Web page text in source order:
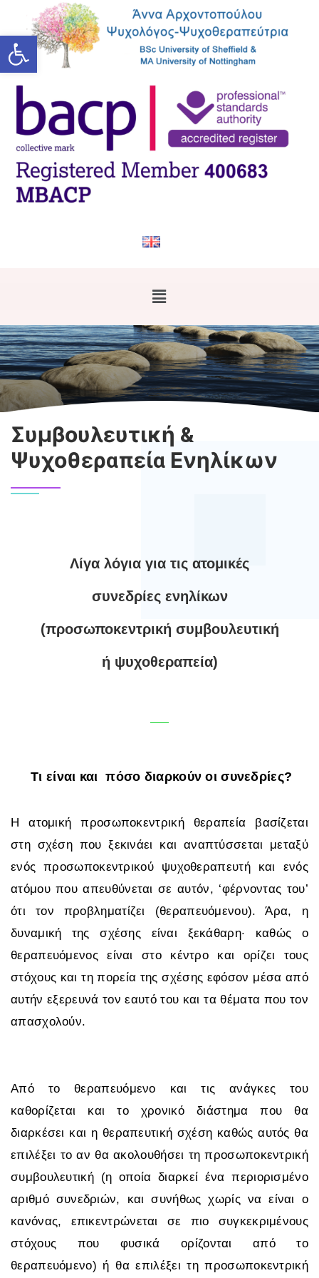
Ανοίξτε τη γραμμή εργαλείων
Συμβουλευτική &
Ψυχοθεραπεία Ενηλίκων
Λίγα λόγια για τις ατομικές
συνεδρίες ενηλίκων
(προσωποκεντρική συμβουλευτική
ή ψυχοθεραπεία)
Τι είναι και πόσο διαρκούν οι συνεδρίες?
Η ατομική προσωποκεντρική θεραπεία βασίζεται
στη σχέση που ξεκινάει και αναπτύσσεται μεταξύ
ενός προσωποκεντρικού ψυχοθεραπευτή και ενός
ατόμου που απευθύνεται σε αυτόν, ‘φέρνοντας του’
ότι τον προβληματίζει (θεραπευόμενου). Άρα, η
δυναμική της σχέσης είναι ξεκάθαρη· καθώς ο
θεραπευόμενος είναι στο κέντρο και ορίζει τους
στόχους και τη πορεία της σχέσης εφόσον μέσα από
αυτήν εξερευνά τον εαυτό του και τα θέματα που τον
απασχολούν.
Από το θεραπευόμενο και τις ανάγκες του
καθορίζεται και το χρονικό διάστημα που θα
διαρκέσει και η θεραπευτική σχέση καθώς αυτός θα
επιλέξει το αν θα ακολουθήσει τη προσωποκεντρική
συμβουλευτική (η οποία διαρκεί ένα περιορισμένο
αριθμό συνεδριών, και συνήθως χωρίς να είναι ο
κανόνας, επικεντρώνεται σε πιο συγκεκριμένους
στόχους που φυσικά ορίζονται από το
θεραπευόμενο) ή θα επιλέξει τη προσωποκεντρική